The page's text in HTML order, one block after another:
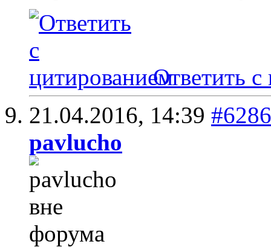
Ответить с
21.04.2016, 14:39 #6286
pavlucho